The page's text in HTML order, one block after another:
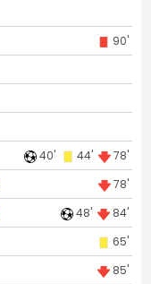
90'
40' 44' 78'
78'
48' 84'
65'
85'